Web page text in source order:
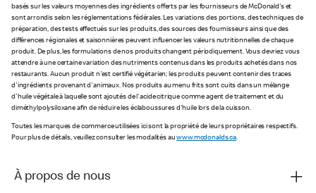
basés sur les valeurs moyennes des ingrédients offerts par les fournisseurs de McDonald's et
sont arrondis selon les réglementations fédérales. Les variations des portions, des techniques de
préparation, des tests effectués sur les produits, des sources des fournisseurs ainsi que des
différences régionales et saisonnières peuvent influencer les valeurs nutritionnelles de chaque
produit. De plus, les formulations de nos produits changent périodiquement. Vous devriez vous
attendre à une certaine variation des nutriments contenus dans les produits achetés dans nos
restaurants. Aucun produit n'est certifié végétarien; les produits peuvent contenir des traces
d'ingrédients provenant d'animaux. Nos produits au menu frits sont cuits dans un mélange
d'huile végétale à laquelle sont ajoutés de l'acide citrique comme agent de traitement et du
diméthylpolysiloxane afin de réduire les éclaboussures d'huile lors de la cuisson.
Toutes les marques de commerce utilisées ici sont la propriété de leurs propriétaires respectifs.
Pour plus de détails, veuillez consulter les modalités auwww.mcdonalds.ca.
À propos de nous